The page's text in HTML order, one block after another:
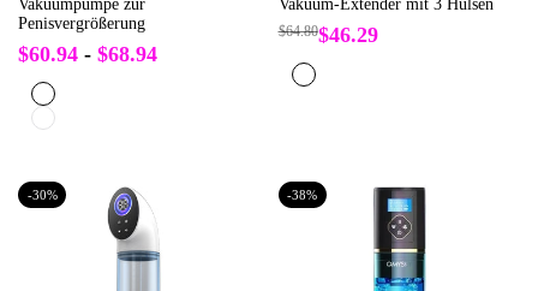
Vakuumpumpe zur
Penisvergrößerung
Verkaufspreis
$60.94 - $68.94
Schwarz
Blau
Vakuum-Extender mit 3 Hülsen
Regulärer
$64.80Verkaufspreis
$46.29
Schwarz
-30% -38%